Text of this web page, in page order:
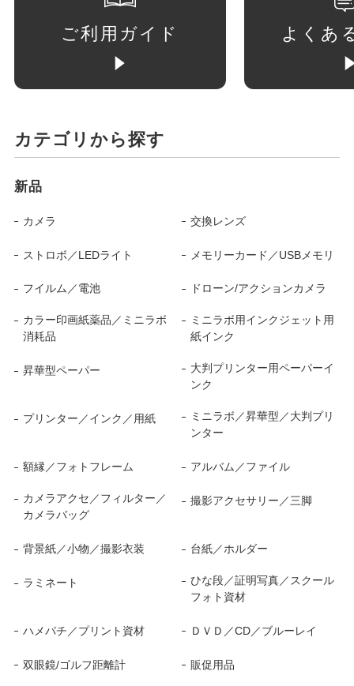
ご利用ガイド よくあ
カテゴリから探す
新品
カメラ 交換レンズ
ストロボ／LEDライト メモリーカード／USBメモリ
フイルム／電池 ドローン/アクションカメラ
カラー印画紙薬品／ミニラボ
消耗品
ミニラボ用インクジェット用
紙インク
昇華型ペーパー
大判プリンター用ペーパーイ
ンク
プリンター／インク／用紙
ミニラボ／昇華型／大判プリ
ンター
額縁／フォトフレーム アルバム／ファイル
カメラアクセ／フィルター／
カメラバッグ
撮影アクセサリー／三脚
背景紙／小物／撮影衣装 台紙／ホルダー
ラミネート
ひな段／証明写真／スクール
フォト資材
ハメパチ／プリント資材 ＤＶＤ／CD／ブルーレイ
双眼鏡/ゴルフ距離計 販促用品